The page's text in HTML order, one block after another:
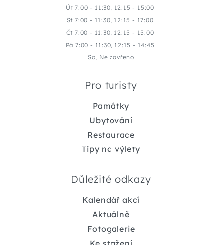
Út 7:00 - 11:30, 12:15 - 15:00
St 7:00 - 11:30, 12:15 - 17:00
Čt 7:00 - 11:30, 12:15 - 15:00
Pá 7:00 - 11:30, 12:15 - 14:45
So, Ne zavřeno
Pro turisty
Památky
Ubytování
Restaurace
Tipy na výlety
Důležité odkazy
Kalendář akcí
Aktuálně
Fotogalerie
Ke stažení